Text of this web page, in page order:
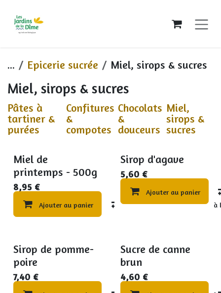
... Epicerie sucrée Miel, sirops & sucres
Miel, sirops & sucres
Pâtes à
tartiner &
purées
Confitures
&
compotes
Chocolats
&
douceurs
Miel,
sirops &
sucres
Miel de
printemps - 500g
8,95 €
Ajouter au panier Compare Ajouter à
Sirop d'agave
5,60 €
Ajouter au panier
Sirop de pomme-
poire
7,40 €
Sucre de canne
brun
4,60 €